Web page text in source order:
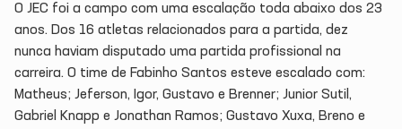
O JEC foi a campo com uma escalação toda abaixo dos 23
anos. Dos 16 atletas relacionados para a partida, dez
nunca haviam disputado uma partida profissional na
carreira. O time de Fabinho Santos esteve escalado com:
Matheus; Jeferson, Igor, Gustavo e Brenner; Junior Sutil,
Gabriel Knapp e Jonathan Ramos; Gustavo Xuxa, Breno e